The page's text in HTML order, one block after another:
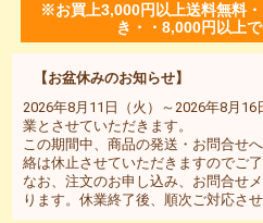
※お買上3,000円以上送料無料
き・・8,000円以上
【お盆休みのお知らせ】
2026年8月11日（火）～2026年8月
業とさせていただきます。
この期間中、商品の発送・お問合せ
絡は休止させていただきますのでご了
なお、注文のお申し込み、お問合せ
ります。休業終了後、順次ご対応さ